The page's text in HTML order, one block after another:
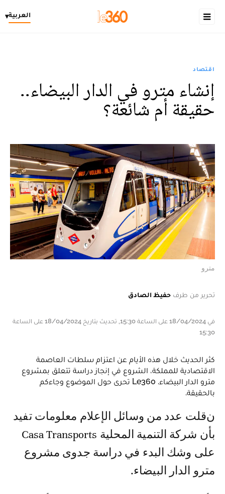
العربية▾
اقتصاد
إنشاء مترو في الدار البيضاء..
حقيقة أم شائعة؟
مترو
تحرير من طرف حفيظ الصادق
في 18/04/2024 على الساعة 15:30, تحديث بتاريخ 18/04/2024 على الساعة
15:30
كثر الحديث خلال هذه الأيام عن اعتزام سلطات العاصمة
الاقتصادية للمملكة، الشروع في إنجاز دراسة تتعلق بمشروع
مترو الدار البيضاء. Le360 تحرى حول الموضوع وجاءكم
بالحقيقة.
نقلت عدد من وسائل الإعلام معلومات تفيد
بأن شركة التنمية المحلية Casa Transports
على وشك البدء في دراسة جدوى مشروع
مترو الدار البيضاء.